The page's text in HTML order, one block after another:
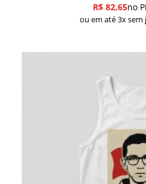
R$82,65no
ou em até 3x